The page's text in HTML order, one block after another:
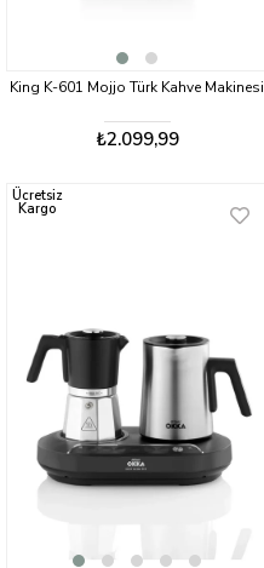
King K-601 Mojjo Türk Kahve Makinesi
₺2.099,99
Ücretsiz
Kargo